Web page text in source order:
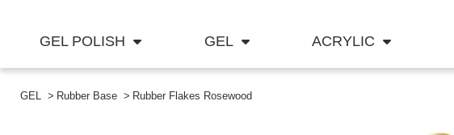
GEL POLISH GEL ACRYLIC
GEL Rubber Base Rubber Flakes Rosewood